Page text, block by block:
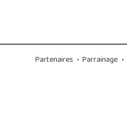
Partenaires • Parrainage •